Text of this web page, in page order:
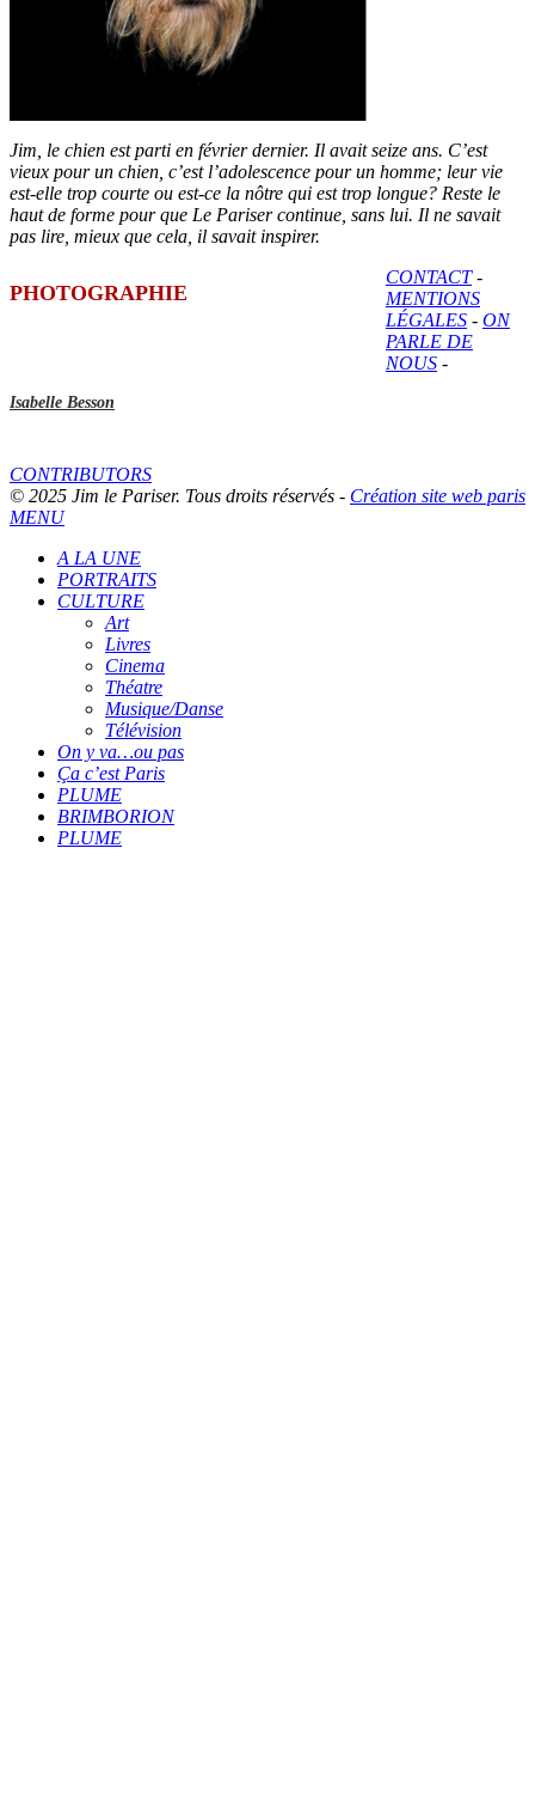
Jim, le chien est parti en février dernier. Il avait seize ans. C’est
vieux pour un chien, c’est l’adolescence pour un homme; leur vie
est-elle trop courte ou est-ce la nôtre qui est trop longue? Reste le
haut de forme pour que Le Pariser continue, sans lui. Il ne savait
pas lire, mieux que cela, il savait inspirer.
PHOTOGRAPHIE
Isabelle Besson
CONTACT-
MENTIONS
LÉGALES - ON
PARLE DE
NOUS -
CONTRIBUTORS
© 2025 Jim le Pariser. Tous droits réservés - Création site web paris
MENU
A LA UNE
PORTRAITS
CULTURE
Art
Livres
Cinema
Théatre
Musique/Danse
Télévision
On y va…ou pas
Ça c’est Paris
PLUME
BRIMBORION
PLUME